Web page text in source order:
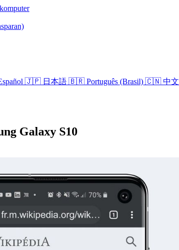
🇯🇵 日本語 🇧🇷 Português (Brasil) 🇨🇳 中文
Galaxy S10